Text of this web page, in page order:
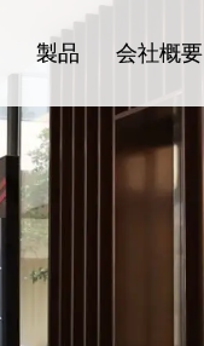
製品 会社概要